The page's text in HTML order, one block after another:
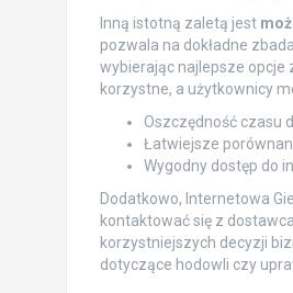
Inną istotną zaletą jest
pozwala na dokładne
wybierając najlepsze opcje
korzystne, a użytkownicy
Oszczędność czasu
Łatwiejsze
Wygodny dostęp do
Dodatkowo, Internetowa
kontaktować się z
korzystniejszych decyzji
dotyczące hodowli czy